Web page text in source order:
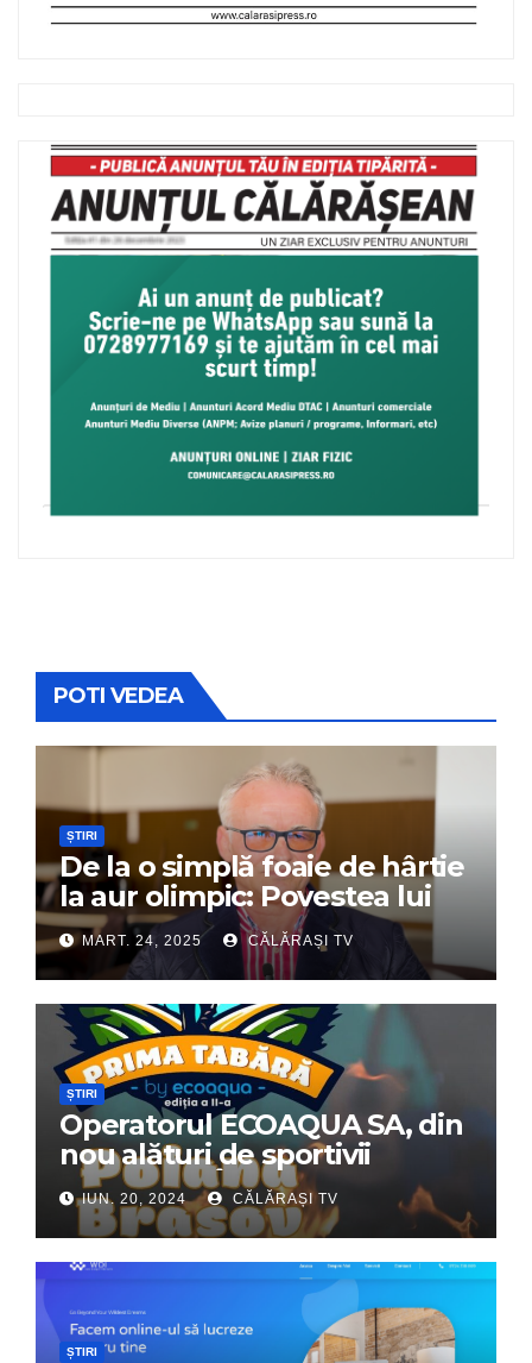
POTI VEDEA
ȘTIRI
De la o simplă foaie de hârtie
la aur olimpic: Povestea lui
Dumitru Chirilă
MART. 24, 2025 CĂLĂRAȘI TV
ȘTIRI
Operatorul ECOAQUA SA, din
nou alături de sportivii
călărășeni. Începe „Prima
Tabără”!
IUN. 20, 2024 CĂLĂRAȘI TV
ȘTIRI